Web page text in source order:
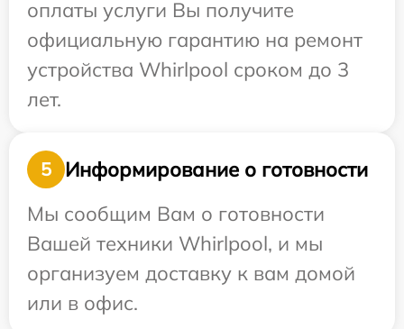
оплаты услуги Вы получите
официальную гарантию на ремонт
устройства Whirlpool сроком до 3
лет.
5
Информирование о готовности
Мы сообщим Вам о готовности
Вашей техники Whirlpool, и мы
организуем доставку к вам домой
или в офис.